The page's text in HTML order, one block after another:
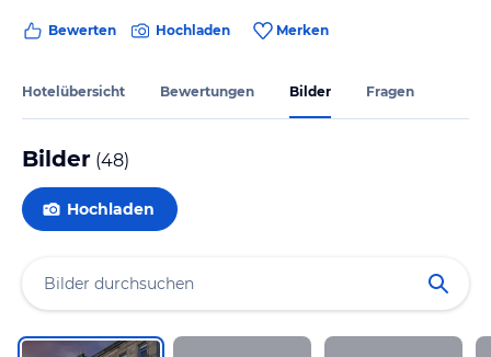
Bewerten Hochladen Merken
Hotelübersicht Bewertungen Bilder Fragen
Bilder (48)
Hochladen